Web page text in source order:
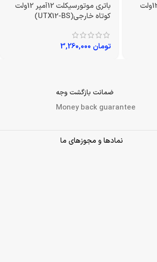
باتری موتورسیکلت 9آمپر 12ولت
باتری موتورسیکلت 12آمپر 12ولت
کوتاه خارجی(UTX12-BS)
تومان
ضمانت بازگشت وجه
Money back guarantee
نمادها و مجوزهای ما